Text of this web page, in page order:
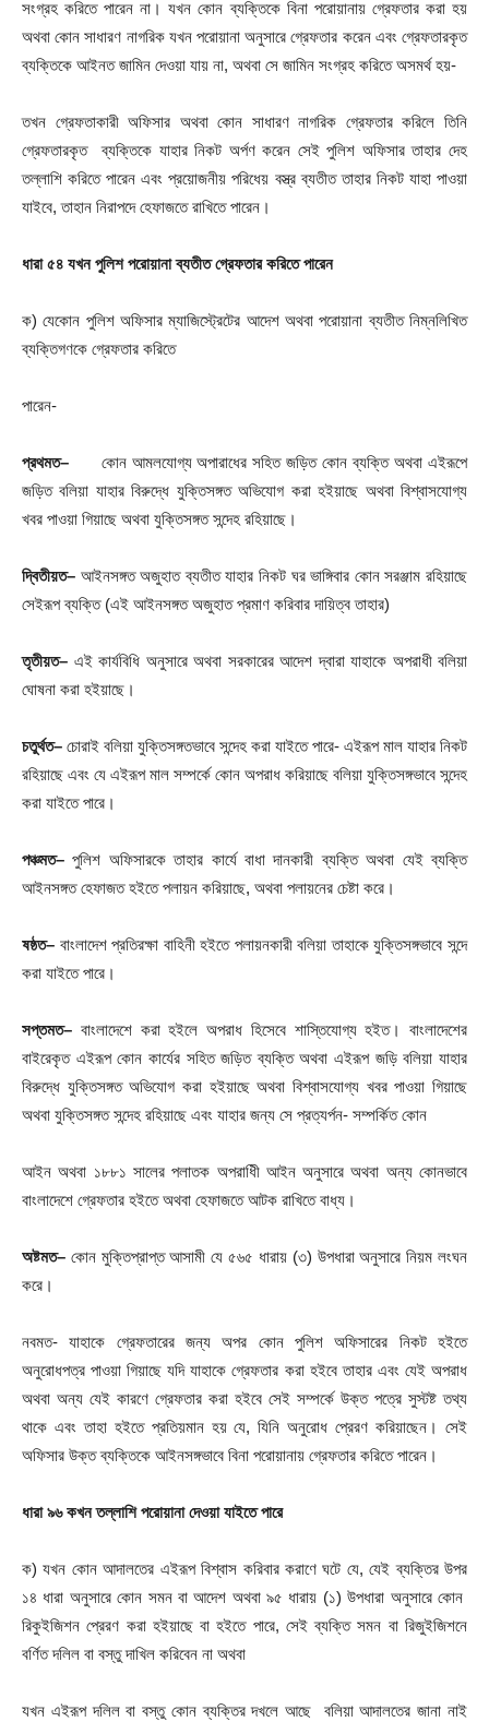
সংগ্রহ করিতে পারেন না। যখন কোন ব্যক্তিকে বিনা পরোয়ানায় গ্রেফতার করা হয়
অথবা কোন সাধারণ নাগরিক যখন পরোয়ানা অনুসারে গ্রেফতার করেন এবং গ্রেফতারকৃত
ব্যক্তিকে আইনত জামিন দেওয়া যায় না, অথবা সে জামিন সংগ্রহ করিতে অসমর্থ হয়-
তখন গ্রেফতাকারী অফিসার অথবা কোন সাধারণ নাগরিক গ্রেফতার করিলে তিনি
গ্রেফতারকৃত ব্যক্তিকে যাহার নিকট অর্পণ করেন সেই পুলিশ অফিসার তাহার দেহ
তল্লাশি করিতে পারেন এবং প্রয়োজনীয় পরিধেয় বস্ত্র ব্যতীত তাহার নিকট যাহা পাওয়া
যাইবে, তাহান নিরাপদে হেফাজতে রাখিতে পারেন।
ধারা ৫৪ যখন পুলিশ পরোয়ানা ব্যতীত গ্রেফতার করিতে পারেন
ক) যেকোন পুলিশ অফিসার ম্যাজিস্ট্রেটের আদেশ অথবা পরোয়ানা ব্যতীত নিম্নলিখিত
ব্যক্তিগণকে গ্রেফতার করিতে
পারেন-
প্রথমত– কোন আমলযোগ্য অপারাধের সহিত জড়িত কোন ব্যক্তি অথবা এইরূপে
জড়িত বলিয়া যাহার বিরুদ্ধে যুক্তিসঙ্গত অভিযোগ করা হইয়াছে অথবা বিশ্বাসযোগ্য
খবর পাওয়া গিয়াছে অথবা যুক্তিসঙ্গত সন্দেহ রহিয়াছে।
দ্বিতীয়ত– আইনসঙ্গত অজুহাত ব্যতীত যাহার নিকট ঘর ভাঙ্গিবার কোন সরঞ্জাম রহিয়াছে
সেইরূপ ব্যক্তি (এই আইনসঙ্গত অজুহাত প্রমাণ করিবার দায়িত্ব তাহার)
তৃতীয়ত– এই কার্যবিধি অনুসারে অথবা সরকারের আদেশ দ্বারা যাহাকে অপরাধী বলিয়া
ঘোষনা করা হইয়াছে।
চতুর্থত– চোরাই বলিয়া যুক্তিসঙ্গতভাবে সন্দেহ করা যাইতে পারে- এইরূপ মাল যাহার নিকট
রহিয়াছে এবং যে এইরূপ মাল সম্পর্কে কোন অপরাধ করিয়াছে বলিয়া যুক্তিসঙ্গভাবে সন্দেহ
করা যাইতে পারে।
পঞ্চমত– পুলিশ অফিসারকে তাহার কার্যে বাধা দানকারী ব্যক্তি অথবা যেই ব্যক্তি
আইনসঙ্গত হেফাজত হইতে পলায়ন করিয়াছে, অথবা পলায়নের চেষ্টা করে।
ষষ্ঠত– বাংলাদেশ প্রতিরক্ষা বাহিনী হইতে পলায়নকারী বলিয়া তাহাকে যুক্তিসঙ্গভাবে সন্দে
করা যাইতে পারে।
সপ্তমত– বাংলাদেশে করা হইলে অপরাধ হিসেবে শাস্তিযোগ্য হইত। বাংলাদেশের
বাইরেকৃত এইরূপ কোন কার্যের সহিত জড়িত ব্যক্তি অথবা এইরূপ জড়ি বলিয়া যাহার
বিরুদ্ধে যুক্তিসঙ্গত অভিযোগ করা হইয়াছে অথবা বিশ্বাসযোগ্য খবর পাওয়া গিয়াছে
অথবা যুক্তিসঙ্গত সন্দেহ রহিয়াছে এবং যাহার জন্য সে প্রত্যর্পন- সম্পর্কিত কোন
আইন অথবা ১৮৮১ সালের পলাতক অপরাধিী আইন অনুসারে অথবা অন্য কোনভাবে
বাংলাদেশে গ্রেফতার হইতে অথবা হেফাজতে আটক রাখিতে বাধ্য।
অষ্টমত– কোন মুক্তিপ্রাপ্ত আসামী যে ৫৬৫ ধারায় (৩) উপধারা অনুসারে নিয়ম লংঘন
করে।
নবমত- যাহাকে গ্রেফতারের জন্য অপর কোন পুলিশ অফিসারের নিকট হইতে
অনুরোধপত্র পাওয়া গিয়াছে যদি যাহাকে গ্রেফতার করা হইবে তাহার এবং যেই অপরাধ
অথবা অন্য যেই কারণে গ্রেফতার করা হইবে সেই সম্পর্কে উক্ত পত্রে সুস্টষ্ট তথ্য
থাকে এবং তাহা হইতে প্রতিয়মান হয় যে, যিনি অনুরোধ প্রেরণ করিয়াছেন। সেই
অফিসার উক্ত ব্যক্তিকে আইনসঙ্গভাবে বিনা পরোয়ানায় গ্রেফতার করিতে পারেন।
ধারা ৯৬ কখন তল্লাশি পরোয়ানা দেওয়া যাইতে পারে
ক) যখন কোন আদালতের এইরূপ বিশ্বাস করিবার করাণে ঘটে যে, যেই ব্যক্তির উপর
১৪ ধারা অনুসারে কোন সমন বা আদেশ অথবা ৯৫ ধারায় (১) উপধারা অনুসারে কোন
রিকুইজিশন প্রেরণ করা হইয়াছে বা হইতে পারে, সেই ব্যক্তি সমন বা রিজুইজিশনে
বর্ণিত দলিল বা বস্তু দাখিল করিবেন না অথবা
যখন এইরূপ দলিল বা বস্তু কোন ব্যক্তির দখলে আছে বলিয়া আদালতের জানা নাই